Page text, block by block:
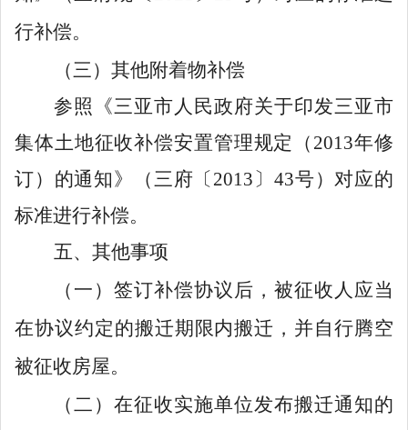
行补偿。
（三）其他附着物补偿
参照
《三亚市人民政府关于印发三亚市
集体土地征收补偿安置管理规定（ 2013年修
订）的通知》（ 三 府〔 2013 〕 43号） 对应的
标准进行补偿。
五、其他事项
（一）签订补偿协议后，被征收人应当
在协议约定的搬迁期限内搬迁，并自行腾空
被征收房屋。
（二）在征收实施单位发布搬迁通知的